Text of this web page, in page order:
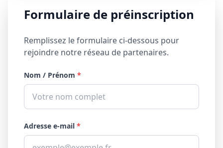
Formulaire de préinscription
Remplissez le formulaire ci-dessous pour
rejoindre notre réseau de partenaires.
Nom / Prénom *
Adresse e-mail *